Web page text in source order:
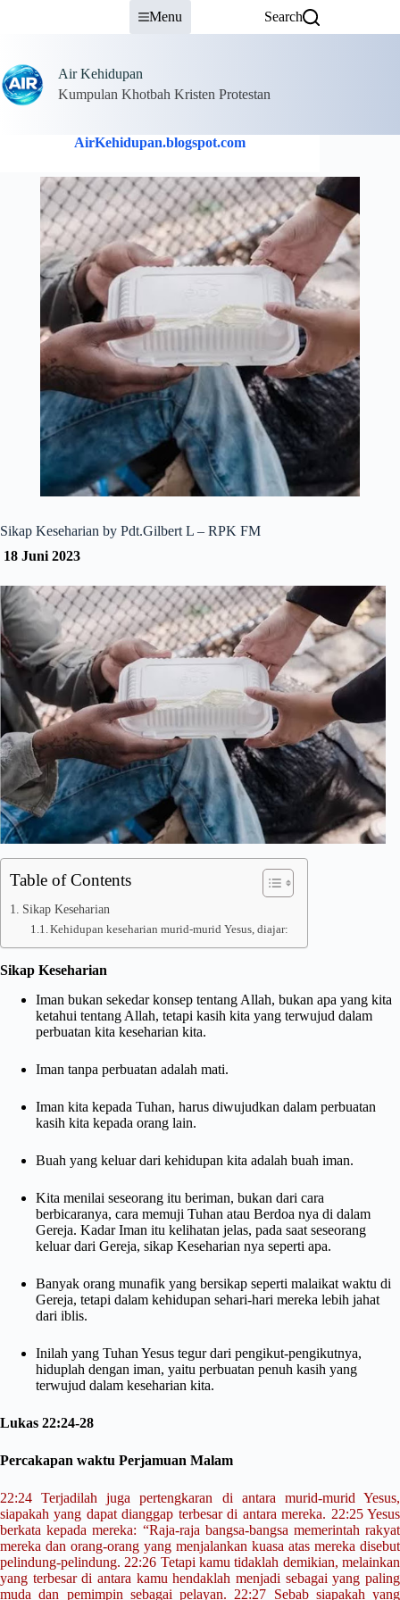
Menu Search
Air Kehidupan
Kumpulan Khotbah Kristen Protestan
AirKehidupan.blogspot.com
Sikap Keseharian by Pdt.Gilbert L – RPK FM
18 Juni 2023
Table of Contents
Sikap Keseharian
Kehidupan keseharian murid-murid Yesus, diajar:
Sikap Keseharian
Iman bukan sekedar konsep tentang Allah, bukan apa yang kita
ketahui tentang Allah, tetapi kasih kita yang terwujud dalam
perbuatan kita keseharian kita.
Iman tanpa perbuatan adalah mati.
Iman kita kepada Tuhan, harus diwujudkan dalam perbuatan
kasih kita kepada orang lain.
Buah yang keluar dari kehidupan kita adalah buah iman.
Kita menilai seseorang itu beriman, bukan dari cara
berbicaranya, cara memuji Tuhan atau Berdoa nya di dalam
Gereja. Kadar Iman itu kelihatan jelas, pada saat seseorang
keluar dari Gereja, sikap Keseharian nya seperti apa.
Banyak orang munafik yang bersikap seperti malaikat waktu di
Gereja, tetapi dalam kehidupan sehari-hari mereka lebih jahat
dari iblis.
Inilah yang Tuhan Yesus tegur dari pengikut-pengikutnya,
hiduplah dengan iman, yaitu perbuatan penuh kasih yang
terwujud dalam keseharian kita.
Lukas 22:24-28
Percakapan waktu Perjamuan Malam
22:24 Terjadilah juga pertengkaran di antara murid-murid Yesus,
siapakah yang dapat dianggap terbesar di antara mereka. 22:25 Yesus
berkata kepada mereka: “Raja-raja bangsa-bangsa memerintah rakyat
mereka dan orang-orang yang menjalankan kuasa atas mereka disebut
pelindung-pelindung. 22:26 Tetapi kamu tidaklah demikian, melainkan
yang terbesar di antara kamu hendaklah menjadi sebagai yang paling
muda dan pemimpin sebagai pelayan. 22:27 Sebab siapakah yang